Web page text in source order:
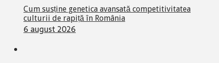
Cum susține genetica avansată competitivitatea
culturii de rapiță în România
6 august 2026